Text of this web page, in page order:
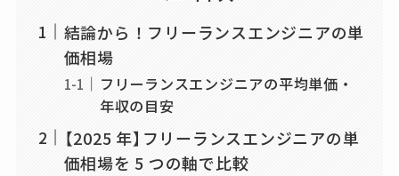
結論から！フリーランスエンジニアの単
価相場
フリーランスエンジニアの平均単価・
年収の目安
【2025 年】フリーランスエンジニアの単
価相場を 5 つの軸で比較